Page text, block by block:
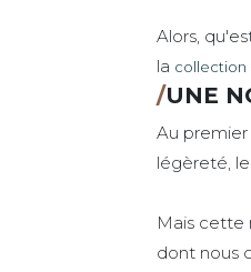
Alors,
la collection
/UNE
Au
légèreté,
Mais cette
dont nous